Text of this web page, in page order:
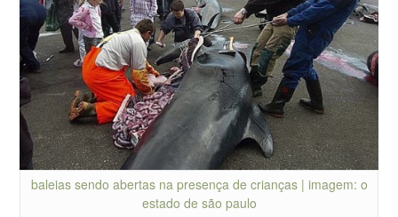
baleias sendo abertas na presença de crianças | imagem: o
estado de são paulo